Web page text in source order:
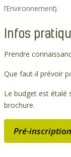
l’Environnement).
Infos
Prendre
Que faut-il prévoir
Le budget est étalé
brochure.
Pré-